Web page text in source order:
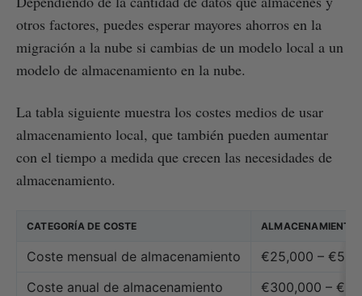
otros factores, puedes esperar mayores ahorros en la
migración a la nube si cambias de un modelo local a un
modelo de almacenamiento en la nube.
La tabla siguiente muestra los costes medios de usar
almacenamiento local, que también pueden aumentar
con el tiempo a medida que crecen las necesidades de
almacenamiento.
CATEGORÍA DE COSTE ALMACENAMIENTO
Coste mensual de almacenamiento
€25,000 –
Coste anual de almacenamiento
€300,000 –